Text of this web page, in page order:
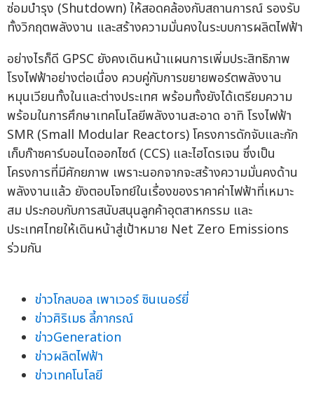
ซ่อมบำรุง (Shutdown) ให้สอดคล้องกับสถานการณ์ รองรับ
ทั้งวิกฤตพลังงาน และสร้างความมั่นคงในระบบการผลิตไฟฟ้า
อย่างไรก็ดี GPSC ยังคงเดินหน้าแผนการเพิ่มประสิทธิภาพ
โรงไฟฟ้าอย่างต่อเนื่อง ควบคู่กับการขยายพอร์ตพลังงาน
หมุนเวียนทั้งในและต่างประเทศ พร้อมทั้งยังได้เตรียมความ
พร้อมในการศึกษาเทคโนโลยีพลังงานสะอาด อาทิ โรงไฟฟ้า
SMR (Small Modular Reactors) โครงการดักจับและกัก
เก็บก๊าซคาร์บอนไดออกไซด์ (CCS) และไฮโดรเจน ซึ่งเป็น
โครงการที่มีศักยภาพ เพราะนอกจากจะสร้างความมั่นคงด้าน
พลังงานแล้ว ยังตอบโจทย์ในเรื่องของราคาค่าไฟฟ้าที่เหมาะ
สม ประกอบกับการสนับสนุนลูกค้าอุตสาหกรรม และ
ประเทศไทยให้เดินหน้าสู่เป้าหมาย Net Zero Emissions
ร่วมกัน
ข่าวโกลบอล เพาเวอร์ ซินเนอร์ยี่
ข่าวศิริเมธ ลี้ภากรณ์
ข่าวGeneration
ข่าวผลิตไฟฟ้า
ข่าวเทคโนโลยี